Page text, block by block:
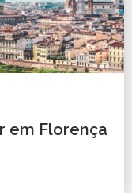
em Florença